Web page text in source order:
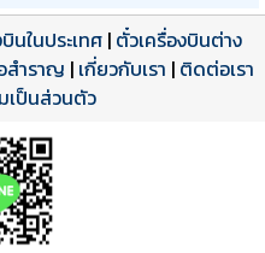
นในประเทศ| ตั๋วเครื่องบินต่าง
สำราญ | เกี่ยวกับเรา | ติดต่อเรา
เป็นส่วนตัว